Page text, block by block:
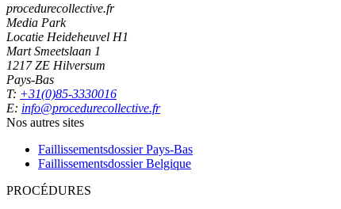
procedurecollective.fr
Media Park
Locatie Heideheuvel H1
Mart Smeetslaan 1
1217 ZE Hilversum
Pays-Bas
T: +31(0)85-3330016
E: info@procedurecollective.fr
Nos autres sites
Faillissementsdossier Pays-Bas
Faillissementsdossier Belgique
PROCÉDURES